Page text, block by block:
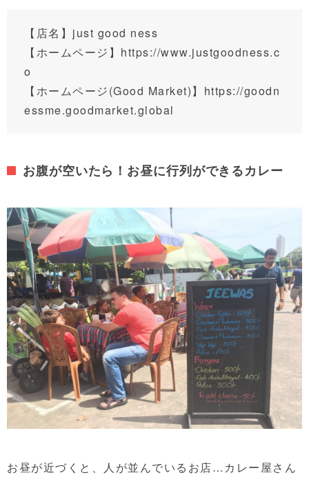
【店名】just good ness
【ホームページ】 https://www.justgoodness.c
o
【ホームページ(Good Market)】 https://goodn
essme.goodmarket.global
お腹が空いたら！お昼に行列ができるカレー
お昼が近づくと、人が並んでいるお店…カレー屋さん